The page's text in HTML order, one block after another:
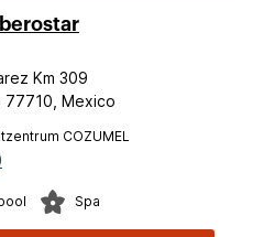
Km 309
77710, Mexico
COZUMEL
Spa